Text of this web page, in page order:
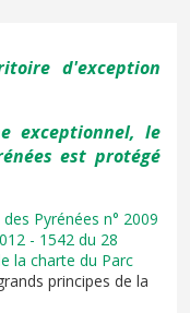
d'exception
exceptionnel, le
est protégé
Pyrénées n° 2009
- 1542 du 28
la charte du Parc
principes de la